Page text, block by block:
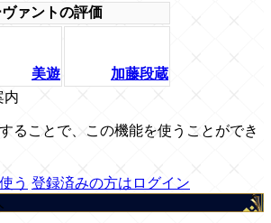
ァントの評価
美遊
加藤段蔵
内
ることで、この機能を使うことができ
う 登録済みの方はログイン